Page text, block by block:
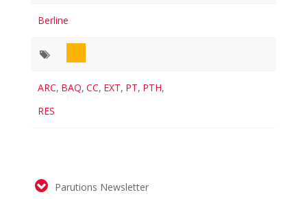
Berline
ARC, BAQ, CC, EXT, PT, PTH,
RES
Parutions Newsletter